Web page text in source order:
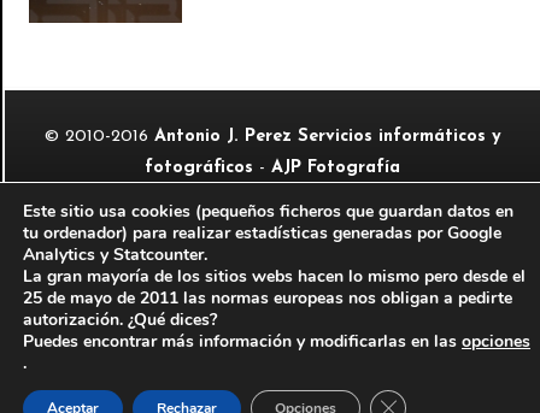
© 2010-2016 Antonio J. Perez Servicios informáticos y
fotográficos - AJP Fotografía
Sitio web perteneciente a la red de páginas de
Este sitio usa cookies (pequeños ficheros que guardan datos en
tu ordenador) para realizar estadísticas generadas por Google
Analytics y Statcounter.
La gran mayoría de los sitios webs hacen lo mismo pero desde el
25 de mayo de 2011 las normas europeas nos obligan a pedirte
autorización. ¿Qué dices?
Puedes encontrar más información y modificarlas en las opciones
.
Aceptar Rechazar Opciones Cerrar el banner de